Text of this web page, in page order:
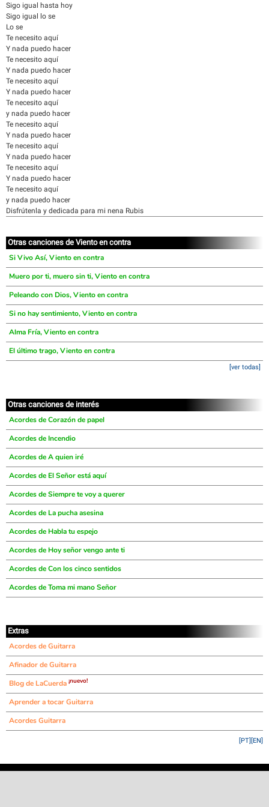
Sigo igual hasta hoy
Sigo igual lo se
Lo se
Te necesito aquí
Y nada puedo hacer
Te necesito aquí
Y nada puedo hacer
Te necesito aquí
Y nada puedo hacer
Te necesito aquí
y nada puedo hacer
Te necesito aquí
Y nada puedo hacer
Te necesito aquí
Y nada puedo hacer
Te necesito aquí
Y nada puedo hacer
Te necesito aquí
y nada puedo hacer
Disfrútenla y dedicada para mi nena Rubis
Otras canciones de Viento en contra
Si Vivo Así, Viento en contra
Muero por ti, muero sin ti, Viento en contra
Peleando con Dios, Viento en contra
Si no hay sentimiento, Viento en contra
Alma Fría, Viento en contra
El último trago, Viento en contra
[ver todas]
Otras canciones de interés
Acordes de Corazón de papel
Acordes de Incendio
Acordes de A quien iré
Acordes de El Señor está aquí
Acordes de Siempre te voy a querer
Acordes de La pucha asesina
Acordes de Habla tu espejo
Acordes de Hoy señor vengo ante ti
Acordes de Con los cinco sentidos
Acordes de Toma mi mano Señor
Extras
Acordes de Guitarra
Afinador de Guitarra
Blog de LaCuerda ¡nuevo!
Aprender a tocar Guitarra
Acordes Guitarra
[EN]
[PT]